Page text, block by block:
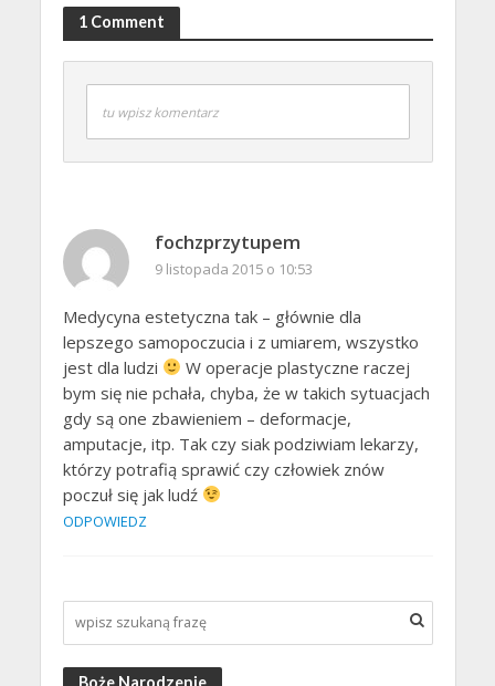
1 Comment
tu wpisz komentarz
fochzprzytupem
9 listopada 2015 o 10:53
Medycyna estetyczna tak – głównie dla
lepszego samopoczucia i z umiarem, wszystko
jest dla ludzi
W operacje plastyczne raczej
bym się nie pchała, chyba, że w takich sytuacjach
gdy są one zbawieniem – deformacje,
amputacje, itp. Tak czy siak podziwiam lekarzy,
którzy potrafią sprawić czy człowiek znów
poczuł się jak ludź
ODPOWIEDZ
Boże Narodzenie